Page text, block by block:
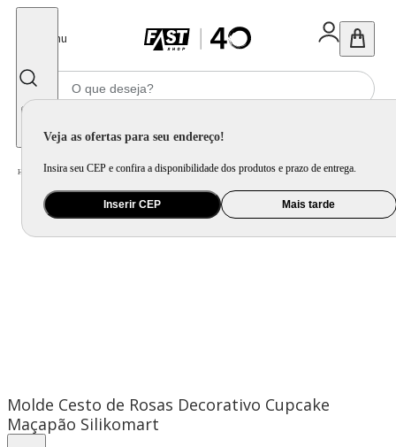
Menu
Veja as ofertas para seu endereço!
Insira seu CEP e confira a disponibilidade dos produtos e prazo de entrega.
Inserir CEP Mais tarde
Home Utilidade Doméstica Cozinha / Utensílio de Preparo
Molde Cesto de Rosas Decorativo Cupcake
Maçapão Silikomart